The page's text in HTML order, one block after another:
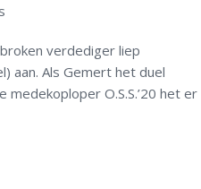
verdediger liep
aan. Als Gemert het duel
O.S.S.’20 het er